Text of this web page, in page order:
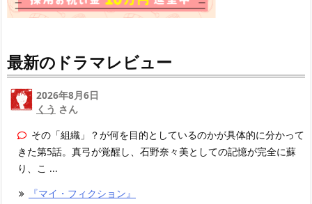
最新のドラマレビュー
2026年8月6日
くう さん
その「組織」？が何を目的としているのかが具体的に分かって
きた第5話。真弓が覚醒し、石野奈々美としての記憶が完全に蘇
り、こ ...
『マイ・フィクション』